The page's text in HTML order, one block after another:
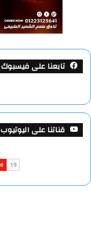
تابعنا على فيسبوك
قناتنا على اليوتيوب